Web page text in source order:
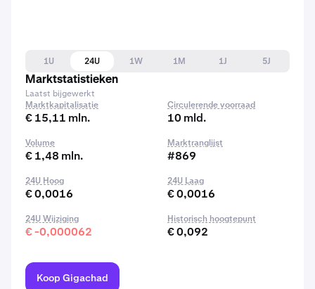
1U 24U 1W 1M 1J
5J
Marktstatistieken
Laatst bijgewerkt
Marktkapitalisatie
€ 15,11 mln.
Circulerende voorraad
10 mld.
Volume
€ 1,48 mln.
Marktranglijst
#869
24U Hoog
€ 0,0016
24U Laag
€ 0,0016
24U Wijziging
€ -0,000062
Historisch hoogtepunt
€ 0,092
Koop Gigachad